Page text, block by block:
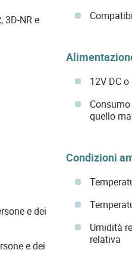
3D-NR e
e dei
e dei
12V DC
quello
Condizioni
Umidità
relativa